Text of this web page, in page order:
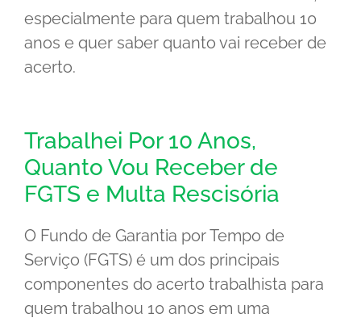
especialmente para quem trabalhou 10
anos e quer saber quanto vai receber de
acerto.
Trabalhei Por 10 Anos,
Quanto Vou Receber de
FGTS e Multa Rescisória
O Fundo de Garantia por Tempo de
Serviço (FGTS) é um dos principais
componentes do acerto trabalhista para
quem trabalhou 10 anos em uma